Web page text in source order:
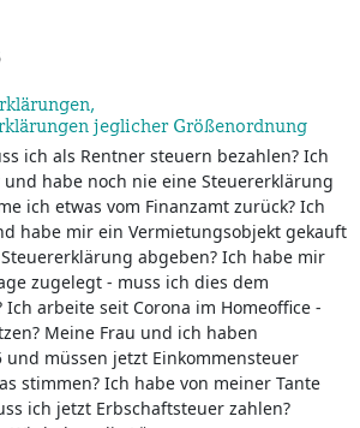
jeglicher Größenordnung
ich als Rentner steuern bezahlen? Ich
habe noch nie eine Steuererklärung
ich etwas vom Finanzamt zurück? Ich
habe mir ein Vermietungsobjekt gekauft
abgeben? Ich habe mir
zugelegt - muss ich dies dem
arbeite seit Corona im Homeoffice -
Meine Frau und ich haben
und müssen jetzt Einkommensteuer
stimmen? Ich habe von meiner Tante
ich jetzt Erbschaftsteuer zahlen?